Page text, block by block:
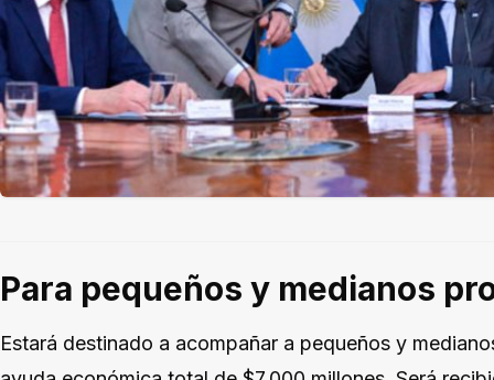
Para pequeños y medianos
Estará destinado a acompañar a pequeños y